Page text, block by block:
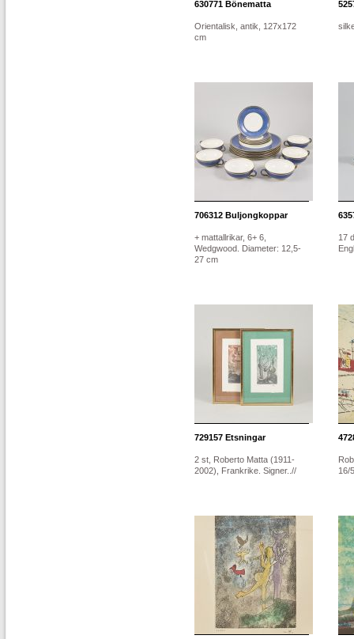
630771 Bönematta
Orientalisk, antik, 127x172
cm
706312 Buljongkoppar
+ mattallrikar, 6+ 6,
Wedgwood. Diameter: 12,5-
27 cm
17
729157 Etsningar
2 st, Roberto Matta (1911-
2002), Frankrike. Signer..//
16/